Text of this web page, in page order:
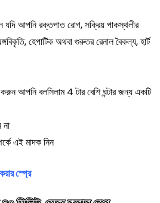
যদি আপনি রক্তপাত রোগ, সক্রিয় পাকস্থলীর
হেপাটিক অথবা গুরুতর রেনাল বৈকল্য, হার্ট
করুন আপনি বলসিলাম 4 টার বেশি ঘন্টার জন্য একটি
এই মাদক নিন
স্প্রে